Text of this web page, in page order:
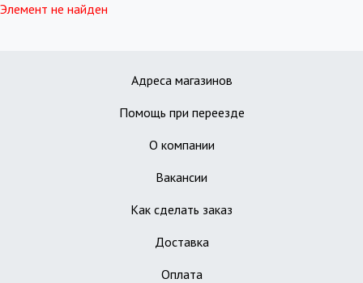
Элемент не найден
Адреса магазинов
Помощь при переезде
О компании
Вакансии
Как сделать заказ
Доставка
Оплата